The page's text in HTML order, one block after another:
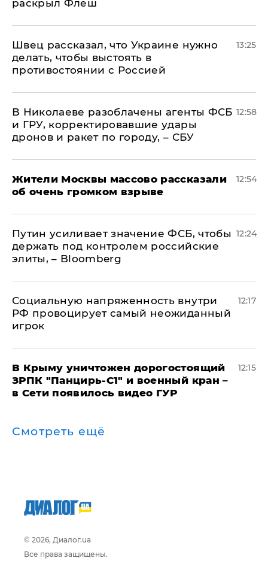
раскрыл Флеш
Швец рассказал, что Украине нужно
делать, чтобы выстоять в
противостоянии с Россией
13:25
В Николаеве разоблачены агенты ФСБ
и ГРУ, корректировавшие удары
дронов и ракет по городу, – СБУ
12:58
Жители Москвы массово рассказали
об очень громком взрыве
12:54
Путин усиливает значение ФСБ, чтобы
держать под контролем российские
элиты, – Bloomberg
12:24
Социальную напряженность внутри
РФ провоцирует самый неожиданный
игрок
12:17
В Крыму уничтожен дорогостоящий
ЗРПК "Панцирь-С1" и военный кран –
в Сети появилось видео ГУР
12:15
Смотреть ещё
© 2026, Диалог.ua
Все права защищены.